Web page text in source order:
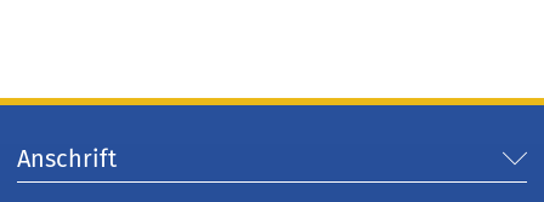
Anschrift